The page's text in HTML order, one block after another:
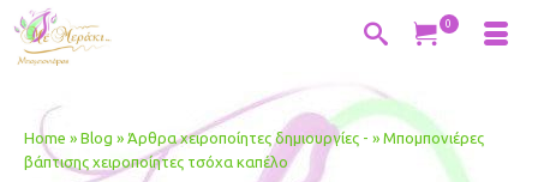
0
Home » Blog » Άρθρα χειροποίητες δημιουργίες - » Μπομπονιέρες
βάπτισης χειροποίητες τσόχα καπέλο